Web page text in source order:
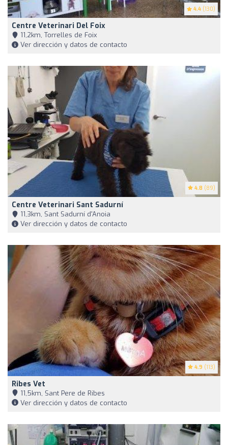
4.4 (130)
Centre Veterinari Del Foix
11,2km, Torrelles de Foix
Ver dirección y datos de contacto
4.8 (89)
Centre Veterinari Sant Sadurní
11,3km, Sant Sadurní d'Anoia
Ver dirección y datos de contacto
4.9 (113)
Ribes Vet
11,5km, Sant Pere de Ribes
Ver dirección y datos de contacto